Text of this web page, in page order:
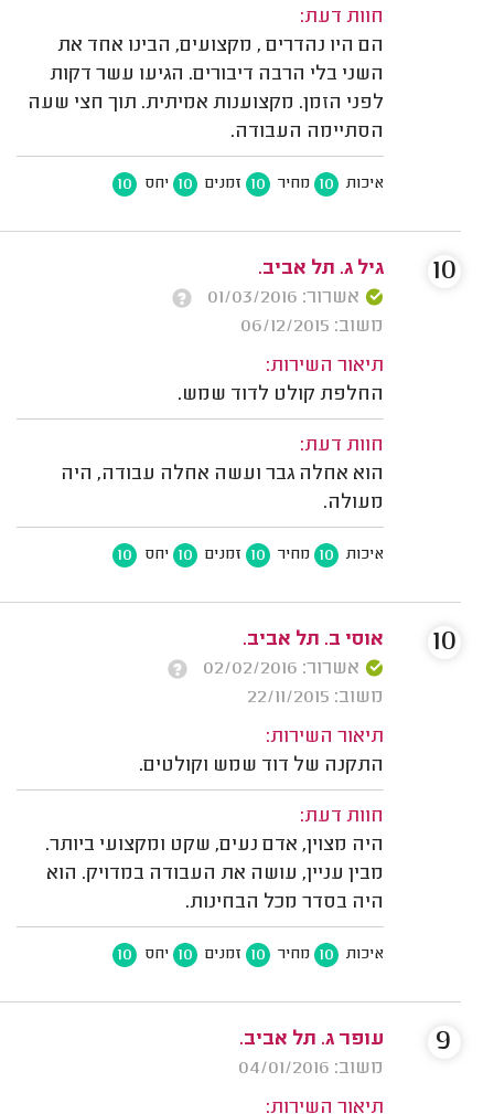
חוות דעת:
הם היו נהדרים , מקצועים, הבינו אחד את
השני בלי הרבה דיבורים. הגיעו עשר דקות
לפני הזמן. מקצוענות אמיתית. תוך חצי שעה
הסתיימה העבודה.
איכות 10 מחיר 10 זמנים 10 יחס 10
גיל ג. תל אביב.
אשרור: 01/03/2016
משוב: 06/12/2015
תיאור השירות:
החלפת קולט לדוד שמש.
חוות דעת:
הוא אחלה גבר ועשה אחלה עבודה, היה
מעולה.
איכות 10 מחיר 10 זמנים 10 יחס 10
10
אוסי ב. תל אביב.
אשרור: 02/02/2016
משוב: 22/11/2015
תיאור השירות:
התקנה של דוד שמש וקולטים.
חוות דעת:
היה מצוין, אדם נעים, שקט ומקצועי ביותר.
מבין עניין, עושה את העבודה במדויק. הוא
היה בסדר מכל הבחינות.
איכות 10 מחיר 10 זמנים 10 יחס 10
10
עופר ג. תל אביב.
משוב: 04/01/2016
תיאור השירות:
9